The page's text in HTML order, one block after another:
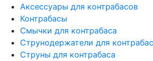
Аксессуары для контрабасов
Контрабасы
Смычки для контрабаса
Струнодержатели для
Струны для контрабаса